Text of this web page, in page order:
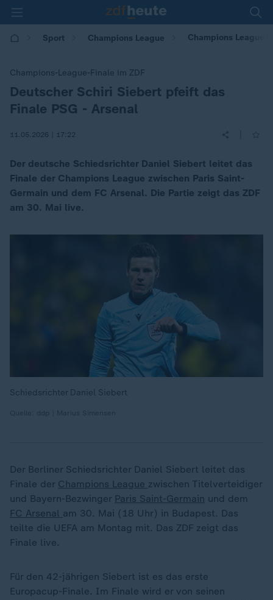
Sport Champions League Champions League
Champions-League-Finale im ZDF
:Deutscher Schiri Siebert pfeift das
Finale PSG - Arsenal
11.05.2026 | 17:22
Der deutsche Schiedsrichter Daniel Siebert leitet das
Finale der Champions League zwischen Paris Saint-
Germain und dem FC Arsenal. Die Partie zeigt das ZDF
am 30. Mai live.
Schiedsrichter Daniel Siebert
Der Berliner Schiedsrichter Daniel Siebert leitet das
Finale der Champions League zwischen Titelverteidiger
und Bayern-Bezwinger Paris Saint-Germain und dem
FC Arsenal am 30. Mai (18 Uhr) in Budapest. Das
teilte die UEFA am Montag mit. Das ZDF zeigt das
Finale live.
Für den 42-jährigen Siebert ist es das erste
Europacup-Finale. Im Finale wird er von seinen